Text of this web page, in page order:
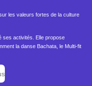
les valeurs fortes de la culture
ses activités. Elle propose
la danse Bachata, le Multi-fit